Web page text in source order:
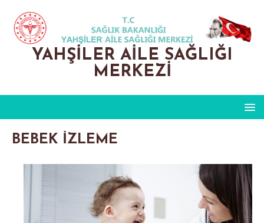
YAHŞILER AILE SAĞLIĞI
MERKEZI
BEBEK İZLEME